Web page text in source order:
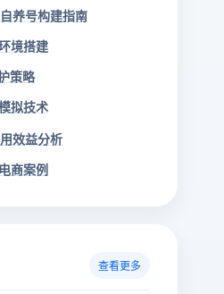
养号构建指南
境搭建
策略
拟技术
效益分析
商案例
查看更多